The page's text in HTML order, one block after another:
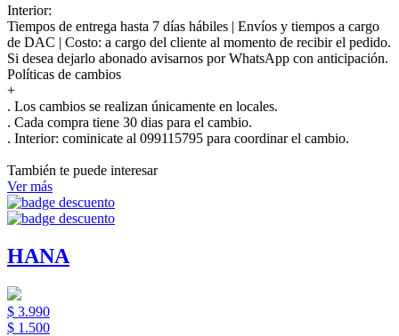
Interior:
Tiempos de entrega hasta 7 días hábiles | Envíos y tiempos a cargo
de DAC | Costo: a cargo del cliente al momento de recibir el pedido.
Si desea dejarlo abonado avisarnos por WhatsApp con anticipación.
Políticas de cambios
+
. Los cambios se realizan únicamente en locales.
. Cada compra tiene 30 dias para el cambio.
. Interior: cominicate al 099115795 para coordinar el cambio.
También te puede interesar
Ver más
HANA
$ 3.990
$ 1.500